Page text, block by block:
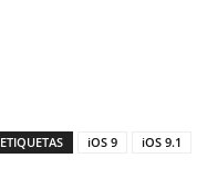
ETIQUETAS iOS 9 iOS 9.1